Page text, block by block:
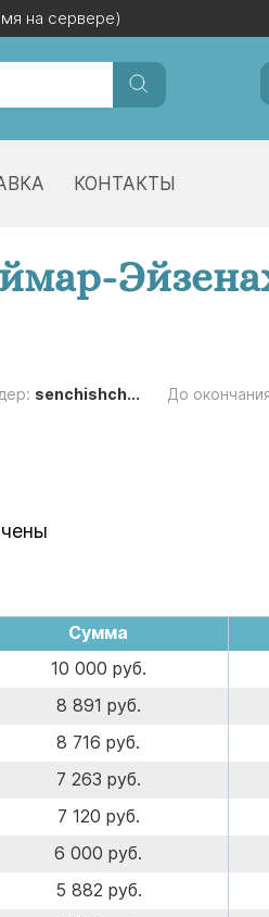
на сервере)
КОНТАКТЫ
на сервере)
senchishch... До
Сумма
10 000 руб.
8 891 руб.
8 716 руб.
7 263 руб.
7 120 руб.
6 000 руб.
5 882 руб.